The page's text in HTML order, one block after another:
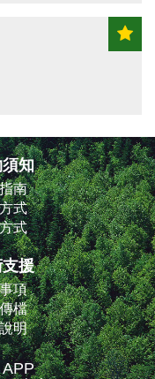
知
南
式
式
援
項
檔
明
APP